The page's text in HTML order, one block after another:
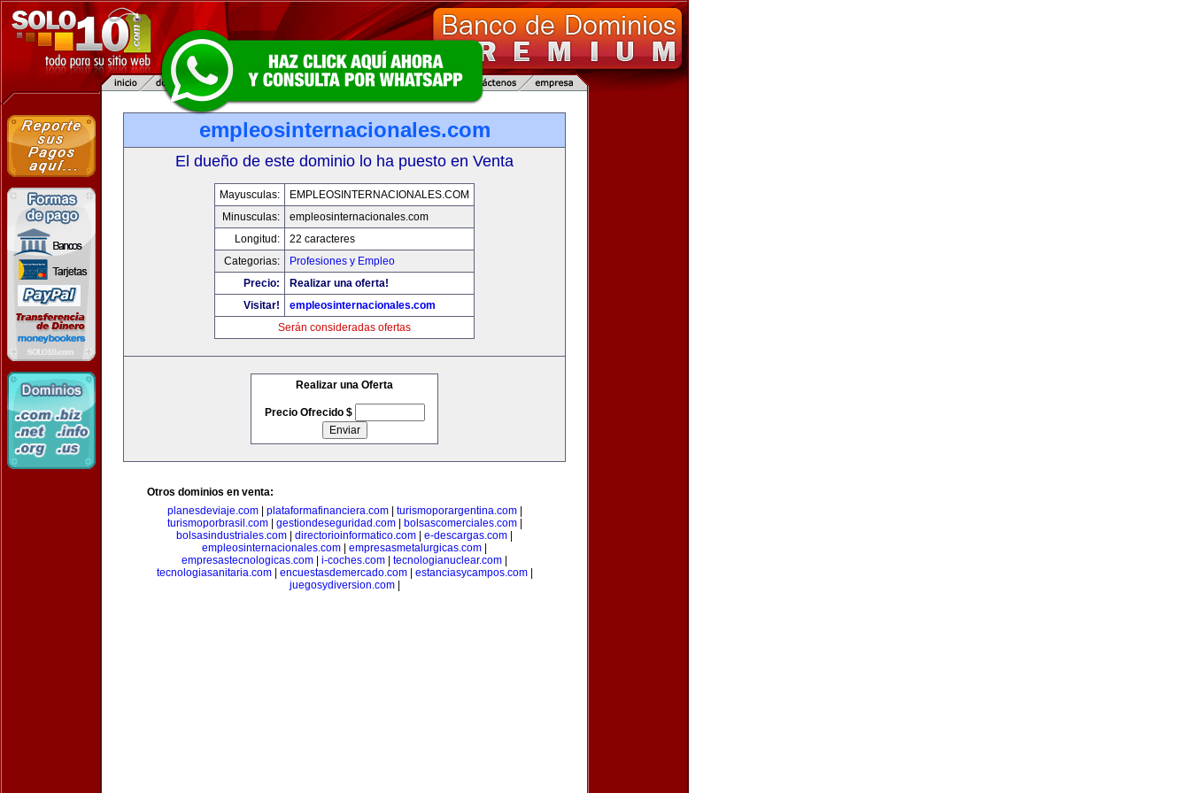
empleosinternacionales.com
El dueño de este dominio lo ha puesto en Venta
Mayusculas:
EMPLEOSINTERNACIONALES.COM
Minusculas:
empleosinternacionales.com
Longitud:
22 caracteres
Categorias:
Profesiones y Empleo
Precio:
Realizar una oferta!
Visitar!
empleosinternacionales.com
Serán consideradas ofertas
Realizar una Oferta
Precio Ofrecido $
Otros dominios en venta:
planesdeviaje.com| plataformafinanciera.com| turismoporargentina.com|
turismoporbrasil.com| gestiondeseguridad.com| bolsascomerciales.com|
bolsasindustriales.com
directorioinformatico.com e-descargas.com
empleosinternacionales.com
empresasmetalurgicas.com
empresastecnologicas.com
i-coches.com tecnologianuclear.com
tecnologiasanitaria.com| encuestasdemercado.com| estanciasycampos.com|
juegosydiversion.com|